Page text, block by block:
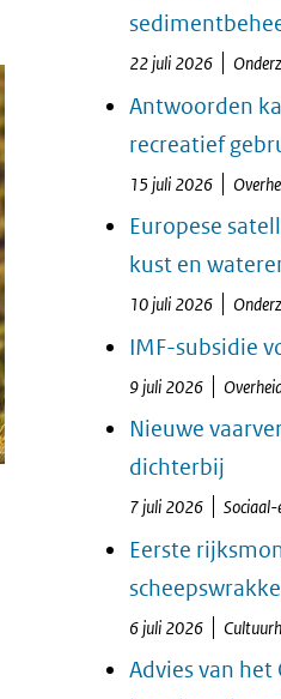
22 juli 2026
Antwoorden
recreatief
15 juli 2026
Europese
kust en
10 juli 2026
IMF-subsidie
9 juli 2026
Nieuwe
dichterbij
7 juli 2026 Sociaal-
Eerste
6 juli 2026
Advies van